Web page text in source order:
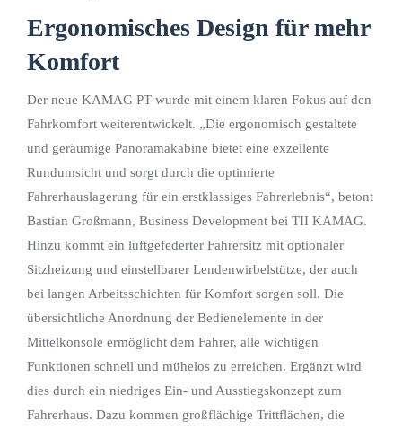
Ergonomisches Design für mehr
Komfort
Der neue KAMAG PT wurde mit einem klaren Fokus auf den
Fahrkomfort weiterentwickelt. „Die ergonomisch gestaltete
und geräumige Panoramakabine bietet eine exzellente
Rundumsicht und sorgt durch die optimierte
Fahrerhauslagerung für ein erstklassiges Fahrerlebnis“, betont
Bastian Großmann, Business Development bei TII KAMAG.
Hinzu kommt ein luftgefederter Fahrersitz mit optionaler
Sitzheizung und einstellbarer Lendenwirbelstütze, der auch
bei langen Arbeitsschichten für Komfort sorgen soll. Die
übersichtliche Anordnung der Bedienelemente in der
Mittelkonsole ermöglicht dem Fahrer, alle wichtigen
Funktionen schnell und mühelos zu erreichen. Ergänzt wird
dies durch ein niedriges Ein- und Ausstiegskonzept zum
Fahrerhaus. Dazu kommen großflächige Trittflächen, die